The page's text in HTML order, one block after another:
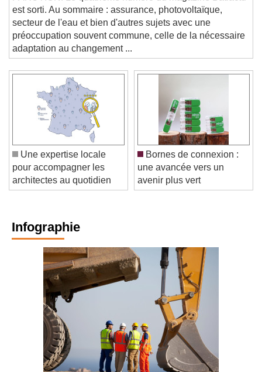
PARUTION. Le quatrième numéro du magazine Batiactu
est sorti. Au sommaire : assurance, photovoltaïque,
secteur de l'eau et bien d'autres sujets avec une
préoccupation souvent commune, celle de la nécessaire
adaptation au changement ...
Une expertise locale
pour accompagner les
architectes au quotidien
Bornes de connexion :
une avancée vers un
avenir plus vert
Infographie